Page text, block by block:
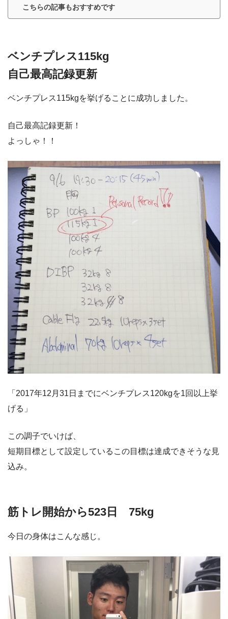
こちらの記事もおすすめです
ベンチプレス115kg
自己最高記録更新
ベンチプレス115kgを挙げることに成功しました。
自己最高記録更新！
よっしゃ！！
「2017年12月31日までにベンチプレス120kgを1回以上挙
げる」
この調子でいけば、
短期目標として設定しているこの目標は達成できそうな見
込み。
筋トレ開始から523日 75kg
今日の身体はこんな感じ。